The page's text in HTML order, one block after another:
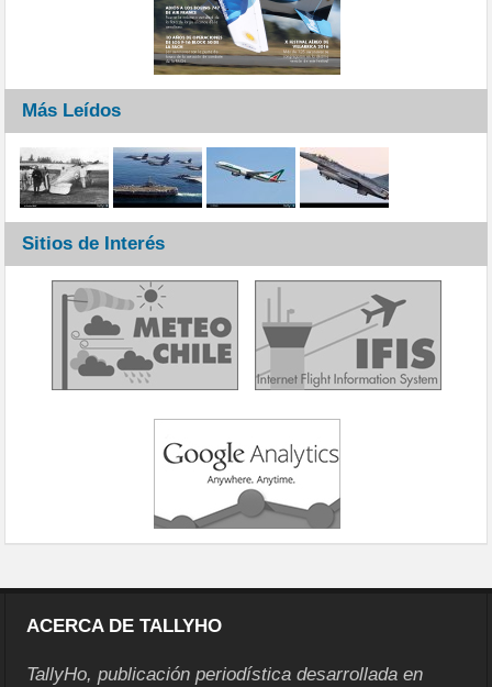
Más Leídos
Sitios de Interés
ACERCA DE TALLYHO
TallyHo, publicación periodística desarrollada en